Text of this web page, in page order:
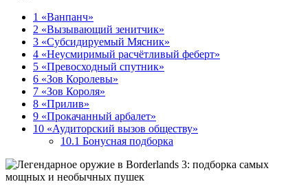
1 «Ванпанч»
2 «Вызывающий зенитчик»
3 «Субсидируемый Мясник»
4 «Неусмиримый расчётливый феберт»
5 «Превосходный спутник»
6 «Зов Королевы»
7 «Зов Короля»
8 «Прилив»
9 «Прокачанный арбалет»
10 «Аудиторский вызов обществу»
10.1 Бонусная подборка